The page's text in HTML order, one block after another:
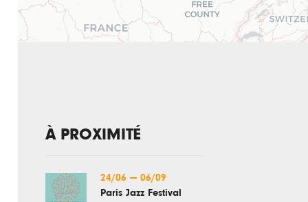
À PROXIMITÉ
24/06 — 06/09
Paris Jazz Festival